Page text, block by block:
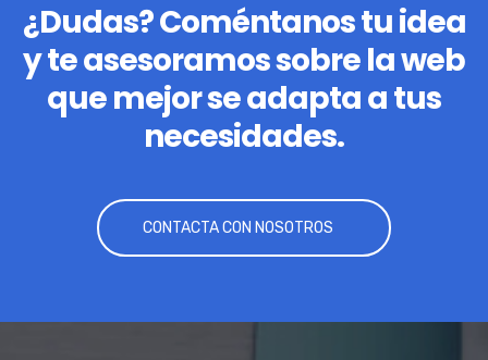
¿Dudas? Coméntanos tu idea
y te asesoramos sobre la web
que mejor se adapta a tus
necesidades.
CONTACTA CON NOSOTROS